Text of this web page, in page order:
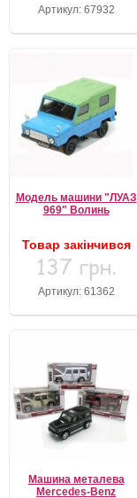
Артикул: 67932
Модель машини "ЛУАЗ
969" Волинь
Товар закінчився
137 грн.
Артикул: 61362
Машина металева
Mercedes-Benz